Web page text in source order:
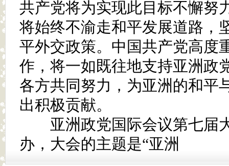
共产党将为实现此目标不懈努
将始终不渝走和平发展道路，
平外交政策。中国共产党高度
作，将一如既往地支持亚洲政
各方共同努力，为亚洲的和平
出积极贡献。
亚洲政党国际会议第七届
办，大会的主题是“亚洲